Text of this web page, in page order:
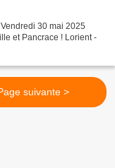
30 mai 2025
et Pancrace ! Lorient -
suivante >